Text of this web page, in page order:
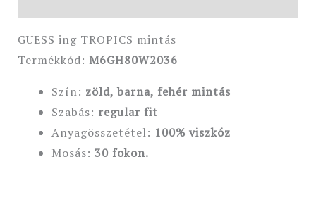
GUESS ing TROPICS mintás
Termékkód: M6GH80W2036
Szín: zöld, barna, fehér mintás
Szabás: regular fit
Anyagösszetétel: 100% viszkóz
Mosás: 30 fokon.